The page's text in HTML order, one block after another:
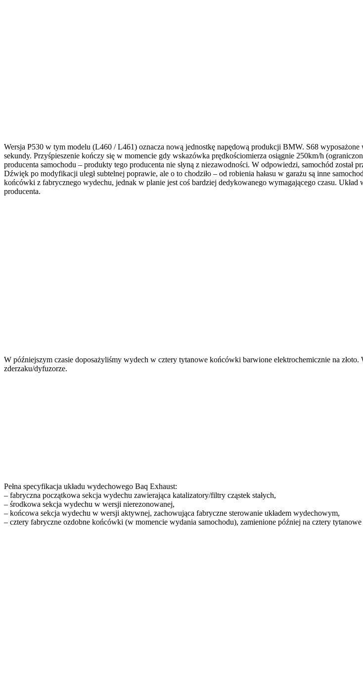
Wersja P530 w tym modelu (L460 / L461) oznacza nową jednostkę napędową produkcji BMW. S68
sekundy. Przyśpieszenie kończy się w momencie gdy wskazówka prędkościomierza osiągnie 250km/h
producenta samochodu – produkty tego producenta nie słyną z niezawodności. W odpowiedzi, samochód
Dźwięk po modyfikacji uległ subtelnej poprawie, ale o to chodziło – od robienia hałasu w garażu są inne
końcówki z fabrycznego wydechu, jednak w planie jest coś bardziej dedykowanego wymagającego czasu.
producenta.
W późniejszym czasie doposażyliśmy wydech w cztery tytanowe końcówki barwione elektrochemicznie na
zderzaku/dyfuzorze.
Pełna specyfikacja układu wydechowego Baq Exhaust:
– fabryczna początkowa sekcja wydechu zawierająca katalizatory/filtry cząstek stałych,
– środkowa sekcja wydechu w wersji nierezonowanej,
– końcowa sekcja wydechu w wersji aktywnej, zachowująca fabryczne sterowanie układem wydechowym,
– cztery fabryczne ozdobne końcówki (w momencie wydania samochodu), zamienione później na cztery